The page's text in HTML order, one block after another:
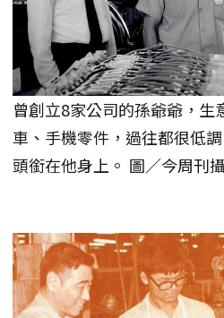
曾創立8家公司的孫爺爺，生
車、手機零件，過往都很低
頭銜在他身上。 圖／今周刊